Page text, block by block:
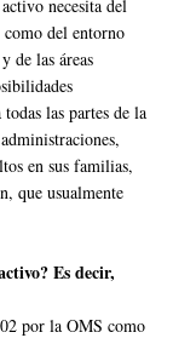
necesita del
del entorno
de las áreas
las partes de la
en sus familias,
que usualmente
Es decir,
por la OMS como